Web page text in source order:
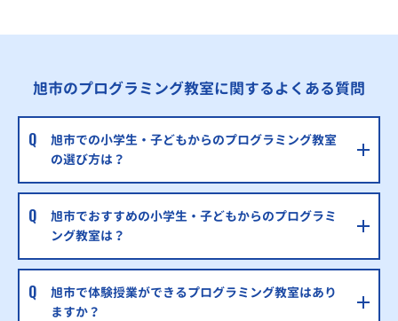
旭市のプログラミング教室に関するよくある質問
旭市での小学生・子どもからのプログラミング教室
の選び方は？
旭市でおすすめの小学生・子どもからのプログラミ
ング教室は？
旭市で体験授業ができるプログラミング教室はあり
ますか？